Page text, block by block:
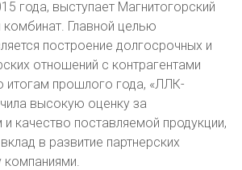
года, выступает Магнитогорский
комбинат. Главной целью
построение долгосрочных и
отношений с контрагентами
итогам прошлого года, «ЛЛК-
высокую оценку за
качество поставляемой продукции,
в развитие партнерских